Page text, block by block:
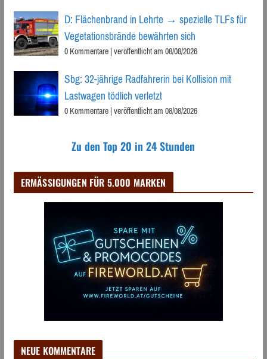
D: Flächenbrand in Lehrte → spezielle TLFs für
Vegetationsbrände bewährten sich
0 Kommentare|veröffentlicht am 08/08/2026
Sbg: 32-jährige Radfahrerin bei Kollision mit
Lastwagen tödlich verletzt
0 Kommentare|veröffentlicht am 08/08/2026
Zu den Top 20 in 24 Stunden
ERMÄSSIGUNGEN FÜR 5.000 MARKEN
NEUE KOMMENTARE